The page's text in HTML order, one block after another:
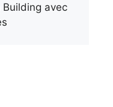
avec